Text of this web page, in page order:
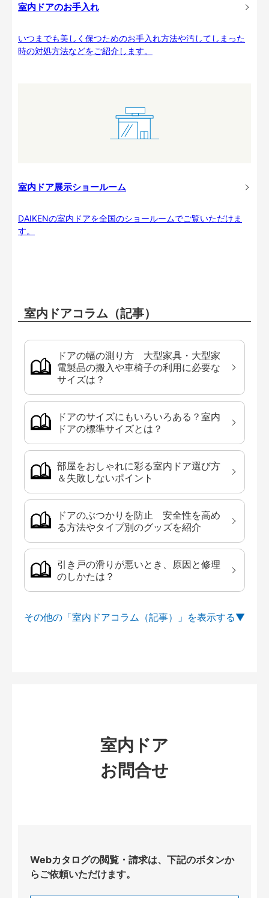
室内ドアのお手入れ
いつまでも美しく保つためのお手入れ方法や汚してしまった
時の対処方法などをご紹介します。
室内ドア展示ショールーム
DAIKENの室内ドアを全国のショールームでご覧いただけま
す。
室内ドアコラム（記事）
ドアの幅の測り方 大型家具・大型家
電製品の搬入や車椅子の利用に必要な
サイズは？
ドアのサイズにもいろいろある？室内
ドアの標準サイズとは？
部屋をおしゃれに彩る室内ドア選び方
＆失敗しないポイント
ドアのぶつかりを防止 安全性を高め
る方法やタイプ別のグッズを紹介
引き戸の滑りが悪いとき、原因と修理
のしかたは？
その他の「室内ドアコラム（記事）」を
室内ドア
お問合せ
Webカタログの閲覧・請求は、下記のボタンか
らご依頼いただけます。